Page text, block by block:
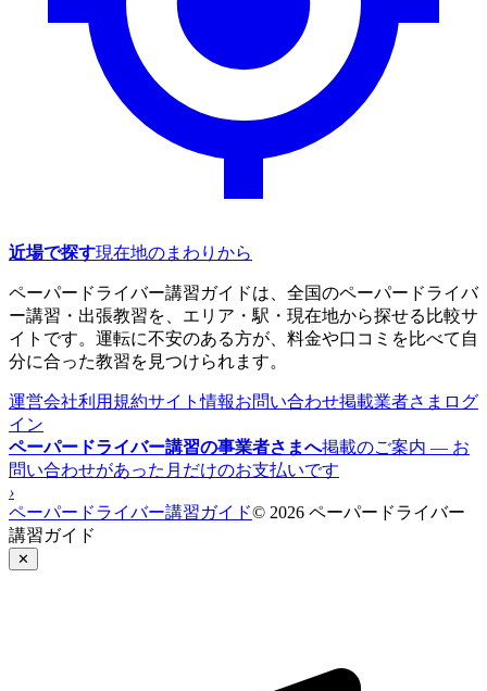
近場で探す現在地のまわりから
ペーパードライバー講習ガイドは、全国のペーパードライバ
ー講習・出張教習を、エリア・駅・現在地から探せる比較サ
イトです。運転に不安のある方が、料金や口コミを比べて自
分に合った教習を見つけられます。
運営会社利用規約サイト情報お問い合わせ掲載業者さまログ
イン
ペーパードライバー講習の事業者さまへ掲載のご案内 — お
問い合わせがあった月だけのお支払いです
›
ペーパードライバー講習ガイド© 2026 ペーパードライバー
講習ガイド
✕